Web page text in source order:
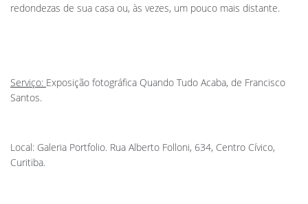
redondezas de sua casa ou, às vezes, um pouco mais distante.
Serviço: Exposição fotográfica Quando Tudo Acaba, de Francisco
Santos.
Local: Galeria Portfolio. Rua Alberto Folloni, 634, Centro Cívico,
Curitiba.